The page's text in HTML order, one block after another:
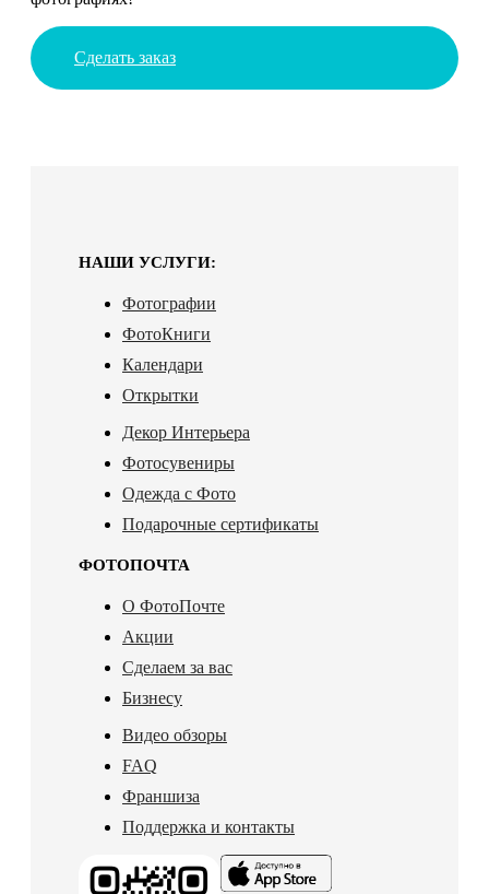
Сделать заказ
НАШИ УСЛУГИ:
Фотографии
ФотоКниги
Календари
Открытки
Декор Интерьера
Фотосувениры
Одежда с Фото
Подарочные сертификаты
ФОТОПОЧТА
О ФотоПочте
Акции
Сделаем за вас
Бизнесу
Видео обзоры
FAQ
Франшиза
Поддержка и контакты